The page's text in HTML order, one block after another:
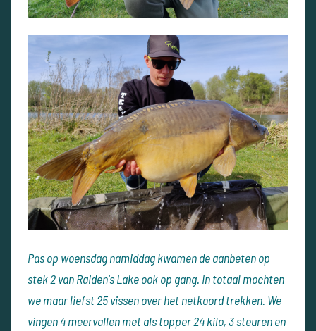
Pas op woensdag namiddag kwamen de aanbeten op
stek 2 vanRaiden's Lakeook op gang. In totaal mochten
we maar liefst 25 vissen over het netkoord trekken. We
vingen 4 meervallen met als topper 24 kilo, 3 steuren en